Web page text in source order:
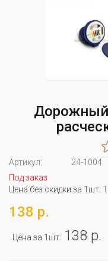
Артикул:
24-1004
Под заказ
Цена без скидки за 1шт:
138 р.
Цена за 1шт: 138 р.